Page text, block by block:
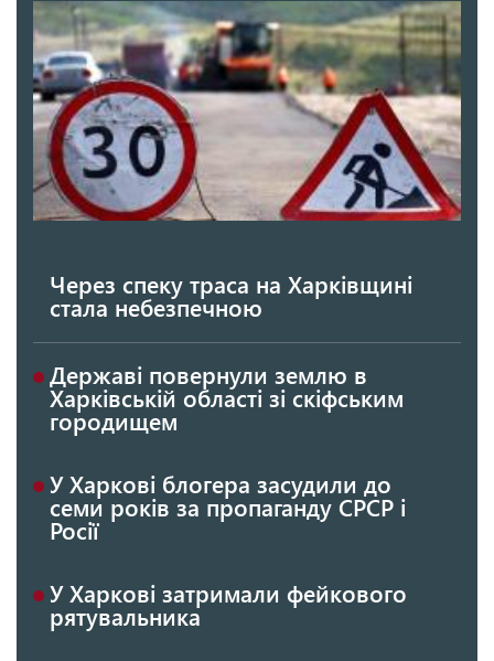
Через спеку траса на Харківщині
стала небезпечною
Державі повернули землю в
Харківській області зі скіфським
городищем
У Харкові блогера засудили до
семи років за пропаганду СРСР і
Росії
У Харкові затримали фейкового
рятувальника